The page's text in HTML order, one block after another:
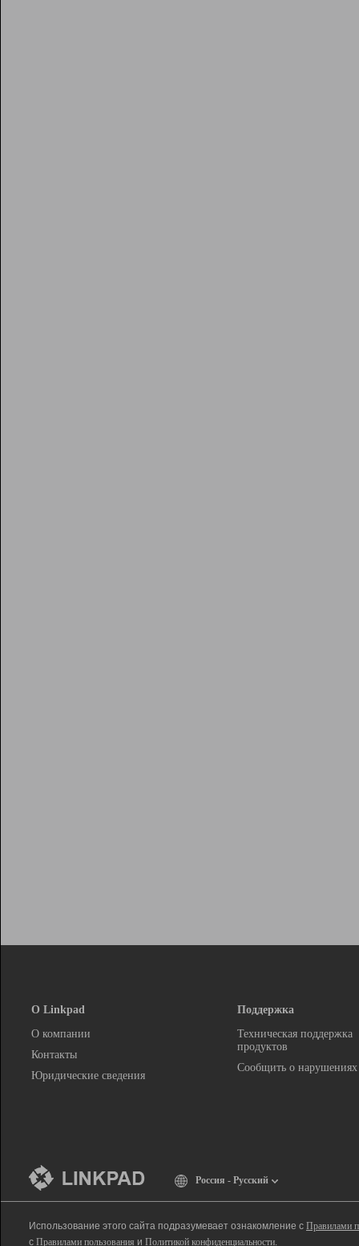
О Linkpad
О компании
Контакты
Юридические сведения
Поддержка
Техническая поддержка
продуктов
Сообщить о нарушениях
Россия - Русский
Использование этого сайта подразумевает ознакомление с Правилами
с Правилами пользования и Политикой конфиденциальности.